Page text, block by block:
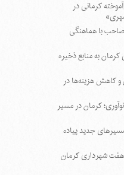
کرمانی در
با هماهنگی
به منابع ذخیره
کاهش هزینه‌ها در
کرمان در مسیر
جدید پیاده
شهرداری کرمان